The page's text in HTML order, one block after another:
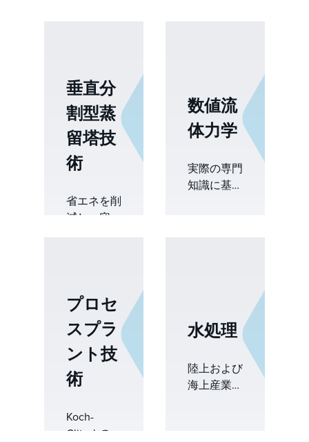
垂直分
割型蒸
留塔技
術
省エネを削
減し、容量
ム(DWC)テ
クノロジー
を使用して
複雑な分離
を合理化し
ます。
数値流
体力学
実際の専門
知識に基づ
能を検証
し、不確実
し、信頼性
を向上させ
プロセ
スプラ
ント技
術
Koch-
Glitschの
水処理
陸上および
海上産業向